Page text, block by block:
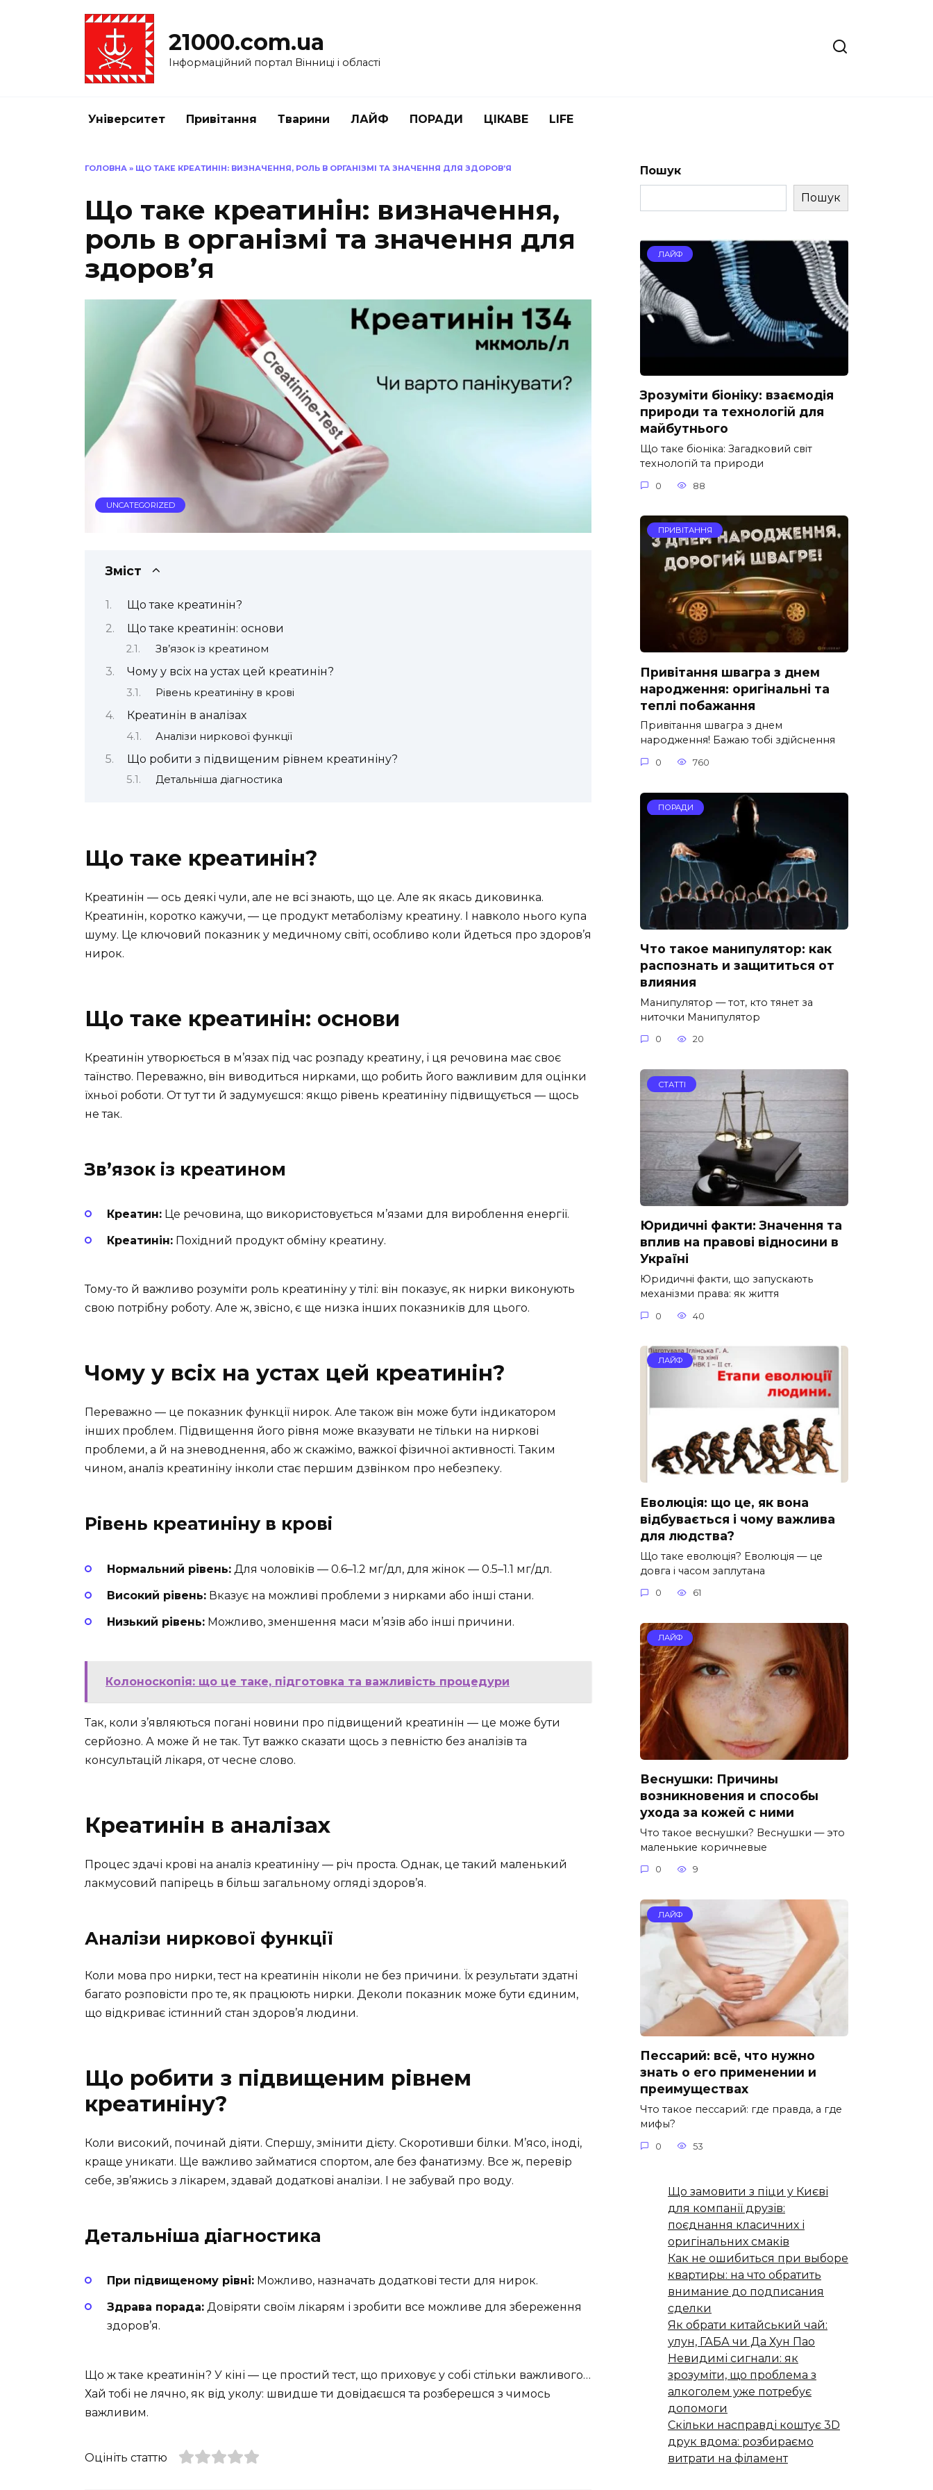
21000.com.ua
Інформаційний портал Вінниці і області
Університет Привітання Тварини ЛАЙФ ПОРАДИ ЦІКАВЕ LIFE
ГОЛОВНА » ЩО ТАКЕ КРЕАТИНІН: ВИЗНАЧЕННЯ, РОЛЬ В ОРГАНІЗМІ ТА ЗНАЧЕННЯ ДЛЯ ЗДОРОВ’Я
Що таке креатинін: визначення,
роль в організмі та значення для
здоров’я
UNCATEGORIZED
Зміст
Що таке креатинін?
Що таке креатинін: основи
Зв’язок із креатином
Чому у всіх на устах цей креатинін?
Рівень креатиніну в крові
Креатинін в аналізах
Аналізи ниркової функції
Що робити з підвищеним рівнем креатиніну?
Детальніша діагностика
Що таке креатинін?
Креатинін — ось деякі чули, але не всі знають, що це. Але як якась диковинка.
Креатинін, коротко кажучи, — це продукт метаболізму креатину. І навколо нього купа
шуму. Це ключовий показник у медичному світі, особливо коли йдеться про здоров’я
нирок.
Що таке креатинін: основи
Креатинін утворюється в м’язах під час розпаду креатину, і ця речовина має своє
таїнство. Переважно, він виводиться нирками, що робить його важливим для оцінки
їхньої роботи. От тут ти й задумуєшся: якщо рівень креатиніну підвищується — щось
не так.
Зв’язок із креатином
Креатин: Це речовина, що використовується м’язами для вироблення енергії.
Креатинін: Похідний продукт обміну креатину.
Тому-то й важливо розуміти роль креатиніну у тілі: він показує, як нирки виконують
свою потрібну роботу. Але ж, звісно, є ще низка інших показників для цього.
Чому у всіх на устах цей креатинін?
Переважно — це показник функції нирок. Але також він може бути індикатором
інших проблем. Підвищення його рівня може вказувати не тільки на ниркові
проблеми, а й на зневоднення, або ж скажімо, важкої фізичної активності. Таким
чином, аналіз креатиніну інколи стає першим дзвінком про небезпеку.
Рівень креатиніну в крові
Нормальний рівень: Для чоловіків — 0.6–1.2 мг/дл, для жінок — 0.5–1.1 мг/дл.
Високий рівень: Вказує на можливі проблеми з нирками або інші стани.
Низький рівень: Можливо, зменшення маси м’язів або інші причини.
Колоноскопія: що це таке, підготовка та важливість процедури
Так, коли з’являються погані новини про підвищений креатинін — це може бути
серйозно. А може й не так. Тут важко сказати щось з певністю без аналізів та
консультацій лікаря, от чесне слово.
Креатинін в аналізах
Процес здачі крові на аналіз креатиніну — річ проста. Однак, це такий маленький
лакмусовий папірець в більш загальному огляді здоров’я.
Аналізи ниркової функції
Коли мова про нирки, тест на креатинін ніколи не без причини. Їх результати здатні
багато розповісти про те, як працюють нирки. Деколи показник може бути єдиним,
що відкриває істинний стан здоров’я людини.
Що робити з підвищеним рівнем
креатиніну?
Коли високий, починай діяти. Спершу, змінити дієту. Скоротивши білки. М’ясо, іноді,
краще уникати. Ще важливо займатися спортом, але без фанатизму. Все ж, перевір
себе, зв’яжись з лікарем, здавай додаткові аналізи. І не забувай про воду.
Детальніша діагностика
При підвищеному рівні: Можливо, назначать додаткові тести для нирок.
Здрава порада: Довіряти своїм лікарям і зробити все можливе для збереження
здоров’я.
Що ж таке креатинін? У кіні — це простий тест, що приховує у собі стільки важливого…
Хай тобі не лячно, як від уколу: швидше ти довідаєшся та розберешся з чимось
важливим.
Оцініть статтю
Пошук
Пошук
ЛАЙФ
Зрозуміти біоніку: взаємодія
природи та технологій для
майбутнього
Що таке біоніка: Загадковий світ
технологій та природи
0 88
ПРИВІТАННЯ
Привітання швагра з днем
народження: оригінальні та
теплі побажання
Привітання швагра з днем
народження! Бажаю тобі здійснення
0 760
ПОРАДИ
Что такое манипулятор: как
распознать и защититься от
влияния
Манипулятор — тот, кто тянет за
ниточки Манипулятор
0 20
СТАТТІ
Юридичні факти: Значення та
вплив на правові відносини в
Україні
Юридичні факти, що запускають
механізми права: як життя
0 40
ЛАЙФ
Еволюція: що це, як вона
відбувається і чому важлива
для людства?
Що таке еволюція? Еволюція — це
довга і часом заплутана
0 61
ЛАЙФ
Веснушки: Причины
возникновения и способы
ухода за кожей с ними
Что такое веснушки? Веснушки — это
маленькие коричневые
0 9
ЛАЙФ
Пессарий: всё, что нужно
знать о его применении и
преимуществах
Что такое пессарий: где правда, а где
мифы?
0 53
Що замовити з піци у Києві
для компанії друзів:
поєднання класичних і
оригінальних смаків
Как не ошибиться при выборе
квартиры: на что обратить
внимание до подписания
сделки
Як обрати китайський чай:
улун, ГАБА чи Да Хун Пао
Невидимі сигнали: як
зрозуміти, що проблема з
алкоголем уже потребує
допомоги
Скільки насправді коштує 3D
друк вдома: розбираємо
витрати на філамент